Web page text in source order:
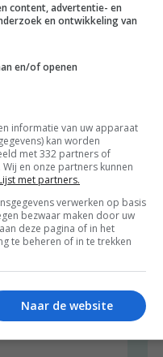
”
Beantwoorden
content, advertentie- en
en ontwikkeling van
en/of openen
informatie van uw apparaat
kan worden
met 332 partners of
en onze partners kunnen
met partners.
verwerken op basis
bezwaar maken door uw
deze pagina of in het
te beheren of in te trekken
Naar de website